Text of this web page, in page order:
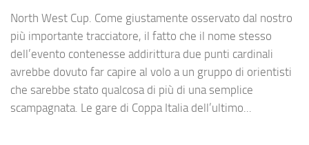
North West Cup. Come giustamente osservato dal nostro
più importante tracciatore, il fatto che il nome stesso
dell’evento contenesse addirittura due punti cardinali
avrebbe dovuto far capire al volo a un gruppo di orientisti
che sarebbe stato qualcosa di più di una semplice
scampagnata. Le gare di Coppa Italia dell’ultimo...